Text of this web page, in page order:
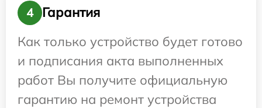
4
Гарантия
Как только устройство будет готово
и подписания акта выполненных
работ Вы получите официальную
гарантию на ремонт устройства